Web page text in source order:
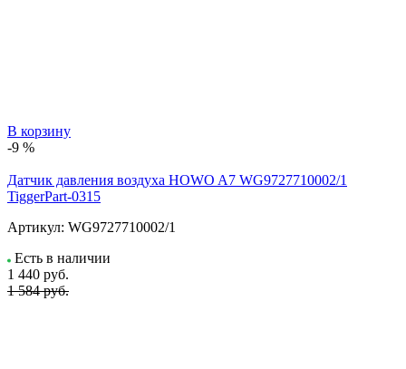
В корзину
-9 %
Датчик давления воздуха HOWO A7 WG9727710002/1
TiggerPart-0315
Артикул: WG9727710002/1
Есть в наличии
1 440 руб.
1 584 руб.